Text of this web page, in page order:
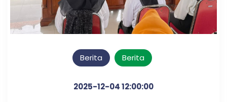
Berita Berita
2025-12-04 12:00:00